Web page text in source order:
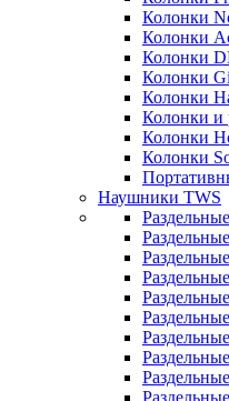
Колонки
Колонки
Колонки
Колонки
Колонки
Колонки и
Колонки
Колонки
Наушники TWS